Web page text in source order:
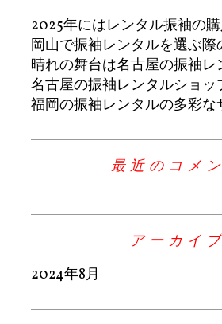
2025年にはレンタル振袖の
岡山で振袖レンタルを選ぶ
晴れの舞台は名古屋の振袖レ
名古屋の振袖レンタルショッ
福岡の振袖レンタルの多彩な
最近のコメ
アーカイ
2024年8月